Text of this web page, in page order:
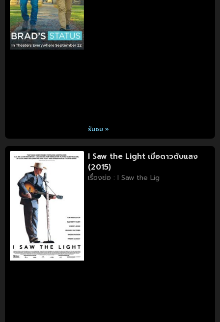
รับชม »
I Saw the Light เมื่อดาวดับแสง
(2015)
เรื่องย่อ : I Saw the Lig